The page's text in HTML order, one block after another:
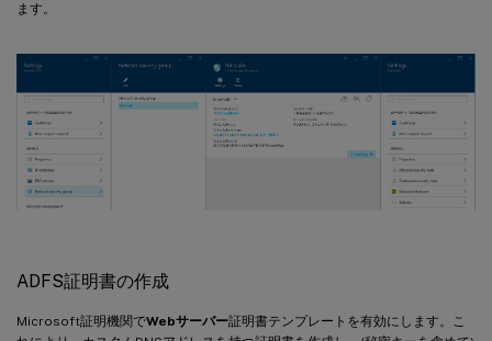
ます。
ADFS証明書の作成
Microsoft証明機関でWebサーバー証明書テンプレートを有効にします。こ